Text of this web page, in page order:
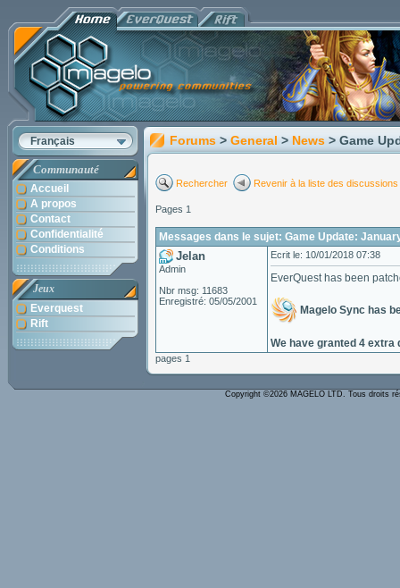
Français
Communauté
Accueil
A propos
Contact
Confidentialité
Conditions
Jeux
Everquest
Rift
Forums > General > News > Game
Rechercher Revenir à la liste des discussions
Pages 1
Messages dans le sujet: Game Update:
Jelan
Admin
Nbr msg: 11683
Enregistré: 05/05/2001
Ecrit le: 10/01/2018 07:38
EverQuest has been
Magelo Sync has
We have granted 4
pages 1
Copyright ©2026 MAGELO LTD. Tous droits